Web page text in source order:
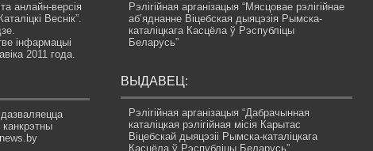
анлайн-версія
Веснік”.
інфармацыі
2011 года.
канкрэтны
Рэлігійная арганізацыя “Мясцовае рэлігійнае
аб’яднанне Віцебская дыяцэзія Рымска-
каталіцкага Касцёла ў Рэспубліцы
Беларусь”
ВЫДАВЕЦ:
Рэлігійная арганізацыя “Дабрачынная
каталіцкая рэлігійная місія Карытас
Віцебскай дыяцэзіі Рымска-каталіцкага
Касцёла ў Рэспубліцы Беларусь”